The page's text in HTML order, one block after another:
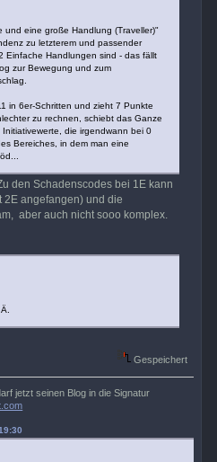
und eine große Handlung (Traveller)"
zu letzterem und passender
Einfache Handlungen sind - das fällt
zur Bewegung und zum
in 6er-Schritten und zieht 7 Punkte
zu rechnen, schiebt das Ganze
die irgendwann bei 0
Bereiches, in dem man eine
den Schadenscodes bei 1E kann
2E angefangen) und die
aber auch nicht sooo komplex.
Gespeichert
jetzt seinen Blog in die Signatur